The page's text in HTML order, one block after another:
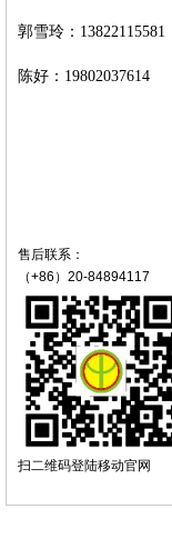
郭雪玲： 13822115581
陈好： 19802037614
售后联系：
（+86）20-84894117
扫二维码登陆移动官网